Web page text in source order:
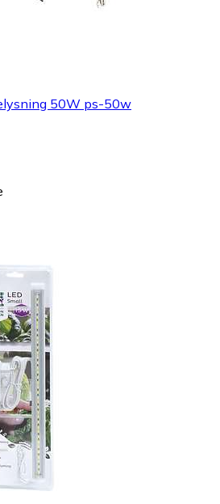
50W ps-50w